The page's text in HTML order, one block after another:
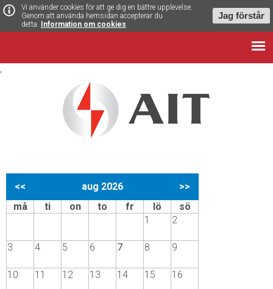
Vi använder cookies för att ge dig en bättre upplevelse.
Genom att använda hemsidan accepterar du
detta.
Information om cookies
Jag förstår
,
<< aug 2026
>>
må
ti on to fr lö
sö
1
2
3 4 5 6 7 8 9
10 11 12 13 14 15 16